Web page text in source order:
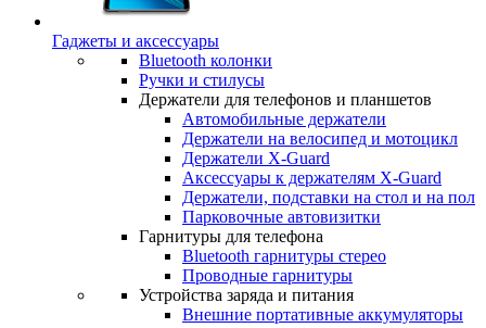
Гаджеты и аксессуары
Bluetooth колонки
Ручки и стилусы
Держатели для телефонов и планшетов
Автомобильные держатели
Держатели на велосипед и мотоцикл
Держатели X-Guard
Аксессуары к держателям X-Guard
Держатели, подставки на стол и на пол
Парковочные автовизитки
Гарнитуры для телефона
Bluetooth гарнитуры стерео
Проводные гарнитуры
Устройства заряда и питания
Внешние портативные аккумуляторы